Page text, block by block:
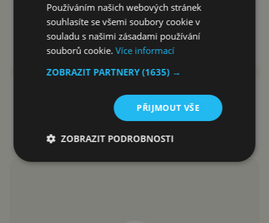
Zamyšlení: jsou ohebné telefony
budoucností nebo pouze
trendem, který zmizí?
Jakub Kárník 13.9.2020
oficiálně: podpora 5G, dvě nové
barvy i vysoká cena
Jakub Kárník23.7.2020
Používáním našich webových stránek
souhlasíte se všemi soubory cookie v
souladu s našimi zásadami používání
souborů cookie.Více informací
ZOBRAZIT PARTNERY(1635) →
PŘIJMOUT VŠE
ZOBRAZIT PODROBNOSTI